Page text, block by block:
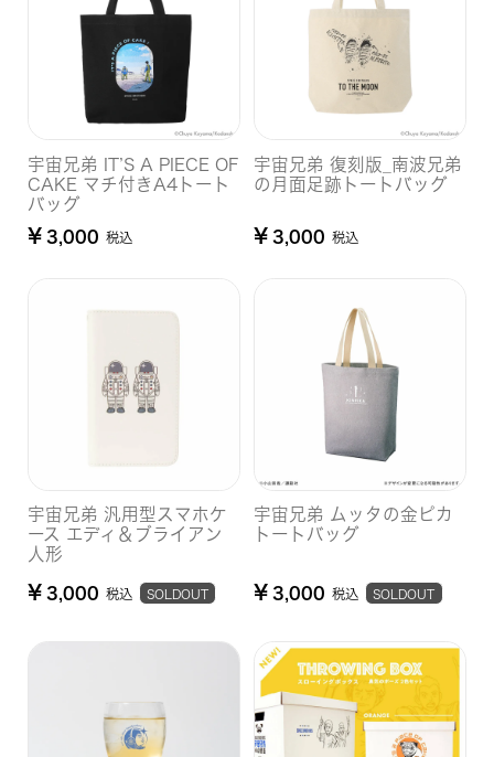
宇宙兄弟 IT’S A PIECE OF
CAKE マチ付きA4トート
バッグ
¥ 3,000 税込
宇宙兄弟 復刻版_南波兄弟
の月面足跡トートバッグ
¥ 3,000 税込
宇宙兄弟 汎用型スマホケ
ース エディ＆ブライアン
人形
¥ 3,000 税込 SOLDOUT
宇宙兄弟 ムッタの金ピカ
トートバッグ
¥ 3,000 税込 SOLDOUT